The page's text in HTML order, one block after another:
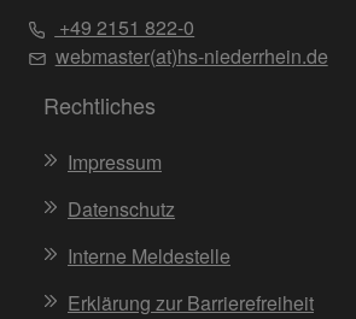
+49 2151 822-0
webmaster(at)hs-niederrhein.de
Rechtliches
Impressum
Datenschutz
Interne Meldestelle
Erklärung zur Barrierefreiheit